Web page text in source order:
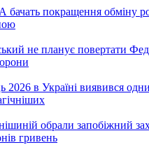
покращення обміну
не планує повертати
2026 в Україні виявився
обрали запобіжний
гривень